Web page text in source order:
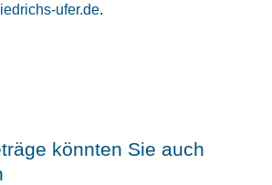
ufer.de.
könnten Sie auch